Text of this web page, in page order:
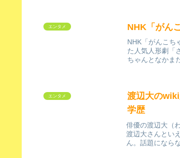
エンタメ NHK「がん
NHK「がんこち
た人気人形劇「
ちゃんとなかま
エンタメ
渡辺大の
学歴
俳優の渡辺大（
渡辺大さんとい
ん。話題になら